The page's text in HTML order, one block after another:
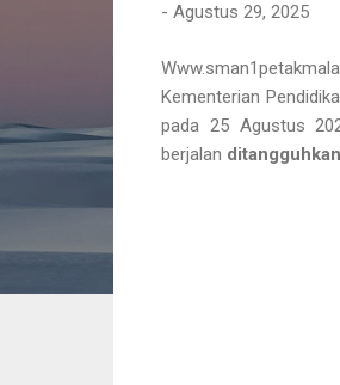
- Agustus 29, 2025
Kementerian
pada 25 Agustus
berjalan